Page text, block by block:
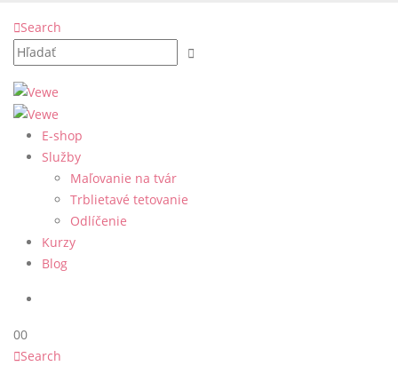
Search
E-shop
Služby
Maľovanie na tvár
Trblietavé tetovanie
Odlíčenie
Kurzy
Blog
00
Search